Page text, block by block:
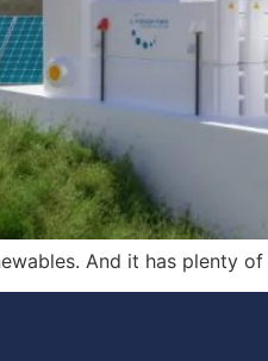
And it has plenty